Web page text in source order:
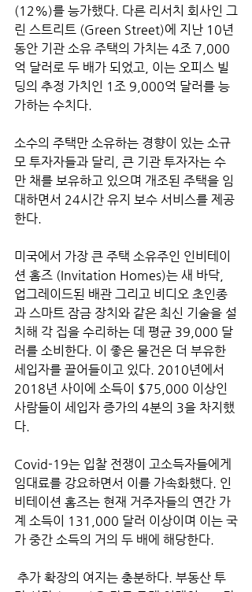
(12%)를 능가했다. 다른 리서치 회사인 그
린 스트리트 (Green Street)에 지난 10년
동안 기관 소유 주택의 가치는 4조 7,000
억 달러로 두 배가 되었고, 이는 오피스 빌
딩의 추정 가치인 1조 9,000억 달러를 능
가하는 수치다.
소수의 주택만 소유하는 경향이 있는 소규
모 투자자들과 달리, 큰 기관 투자자는 수
만 채를 보유하고 있으며 개조된 주택을 임
대하면서 24시간 유지 보수 서비스를 제공
한다.
미국에서 가장 큰 주택 소유주인 인비테이
션 홈즈 (Invitation Homes)는 새 바닥,
업그레이드된 배관 그리고 비디오 초인종
과 스마트 잠금 장치와 같은 최신 기술을 설
치해 각 집을 수리하는 데 평균 39,000 달
러를 소비한다. 이 좋은 물건은 더 부유한
세입자를 끌어들이고 있다. 2010년에서
2018년 사이에 소득이 $75,000 이상인
사람들이 세입자 증가의 4분의 3을 차지했
다.
Covid-19는 입찰 전쟁이 고소득자들에게
임대료를 강요하면서 이를 가속화했다. 인
비테이션 홈즈는 현재 거주자들의 연간 가
계 소득이 131,000 달러 이상이며 이는 국
가 중간 소득의 거의 두 배에 해당한다.